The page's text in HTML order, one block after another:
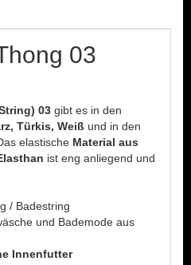
03
03 gibt es in den
Türkis, Weiß und in den
elastische Material aus
ist eng anliegend und
/ Badestring
und Bademode aus
Innenfutter